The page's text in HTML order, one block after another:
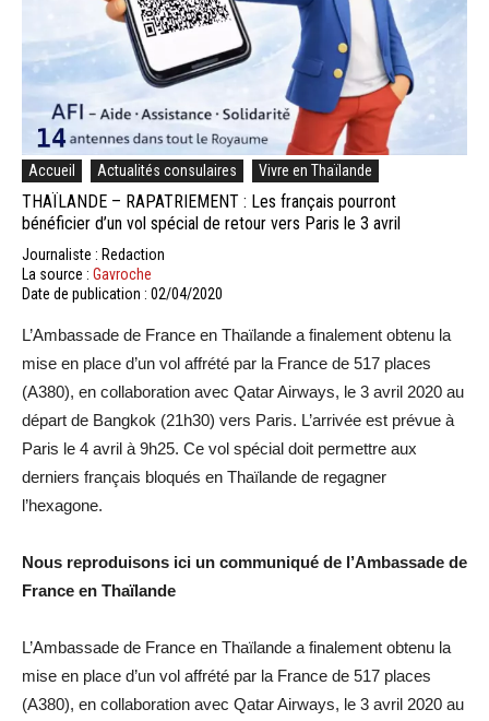
Accueil Actualités consulaires Vivre en Thaïlande
THAÏLANDE – RAPATRIEMENT : Les français pourront
bénéficier d’un vol spécial de retour vers Paris le 3 avril
Journaliste : Redaction
La source : Gavroche
Date de publication : 02/04/2020
L’Ambassade de France en Thaïlande a finalement obtenu la
mise en place d’un vol affrété par la France de 517 places
(A380), en collaboration avec Qatar Airways, le 3 avril 2020 au
départ de Bangkok (21h30) vers Paris. L’arrivée est prévue à
Paris le 4 avril à 9h25. Ce vol spécial doit permettre aux
derniers français bloqués en Thaïlande de regagner
l’hexagone.
Nous reproduisons ici un communiqué de l’Ambassade de
France en Thaïlande
L’Ambassade de France en Thaïlande a finalement obtenu la
mise en place d’un vol affrété par la France de 517 places
(A380), en collaboration avec Qatar Airways, le 3 avril 2020 au